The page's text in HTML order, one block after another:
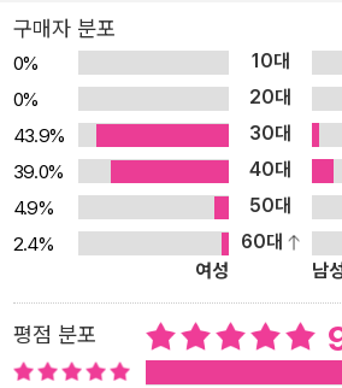
는, 어릴 적 우리 자신이기도 하니까요. 그리
아이의 이야기를 왜 귀담아 들어야 하는지
리버에게는 하루 종일 경험했던 그 어떤 일
함께 있는 그 순간이 가장 행복한 것이거든
끊지 못하고 이어 갑니다. ‘엄마, 있잖아
런 올리버의 마음을 잘 알고 있지요. 그래
어주고 대답해 줍니다. 비록 졸음이 쏟아진
내 그 사랑스러운 인사를 듣게 되지요. 올리
던 마지막 말, 엄마를 세상에서 제일 사랑한
일 들어도 질리지 않을, 언제나 심장을 뜨겁
일 겁니다.
구매자 분포
0% 10대
0%
20대
43.9%
30대
39.0%
40대
4.9%
50대
2.4%
60대
여성
남
평점 분포